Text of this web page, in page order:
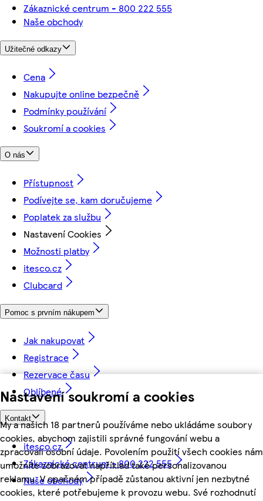
Nastavení soukromí a cookies
My a našich 18 partnerů používáme nebo ukládáme soubory
cookies, abychom zajistili správné fungování webu a
zpracovali osobní údaje. Povolením použití všech cookies nám
umožníte zobrazovat například také personalizovanou
reklamu. V opačném případě zůstanou aktivní jen nezbytné
cookies, které potřebujeme k provozu webu. Své rozhodnutí
Zákaznické centrum - 800 222 555
Naše obchody
Užitečné odkazy
Cena
Nakupujte online bezpečně
Podmínky používání
Soukromí a cookies
O nás
Přístupnost
Podívejte se, kam doručujeme
Poplatek za službu
Nastavení Cookies
Možnosti platby
itesco.cz
Clubcard
Pomoc s prvním nákupem
Jak nakupovat
Registrace
Rezervace času
Oblíbené
Kontakt
itesco.cz
Zákaznické centrum - 800 222 555
Naše obchody